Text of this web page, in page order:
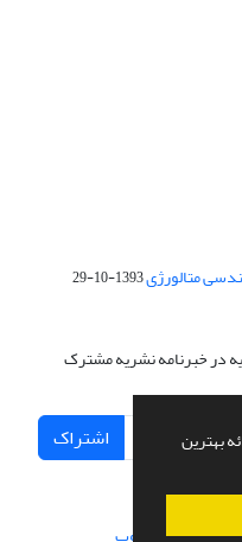
بهترین
متالورژی1393-10-29
در خبرنامه نشریه مشترک
اشتراک
سازی از سیناوب